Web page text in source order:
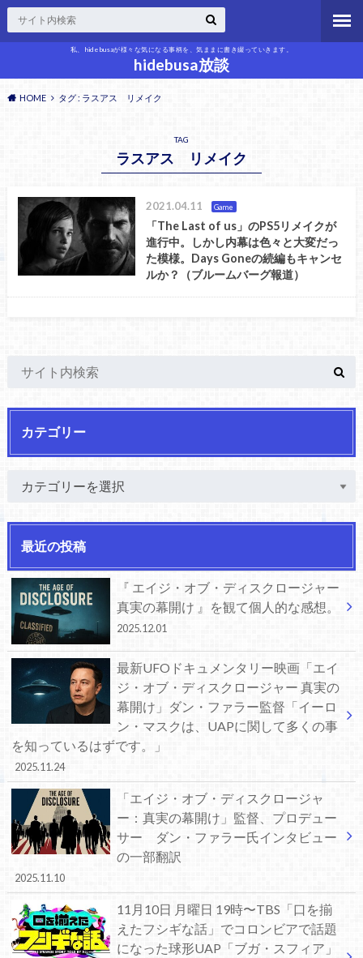
私、hidebusaが様々な気になる事柄を、気ままに書き綴っていきます。
hidebusa放談
HOME タグ : ラスアス リメイク
TAG
ラスアス リメイク
2021.04.11 Game
「The Last of us」のPS5リメイクが
進行中。しかし内幕は色々と大変だっ
た模様。Days Goneの続編もキャンセ
ルか？（ブルームバーグ報道）
カテゴリー
最近の投稿
『 エイジ・オブ・ディスクロージャー
真実の幕開け 』を観て個人的な感想。
2025.12.01
最新UFOドキュメンタリー映画「エイ
ジ・オブ・ディスクロージャー 真実の
幕開け」ダン・ファラー監督「イーロ
ン・マスクは、UAPに関して多くの事
を知っているはずです。」
2025.11.24
「エイジ・オブ・ディスクロージャ
ー：真実の幕開け」監督、プロデュー
サー ダン・ファラー氏インタビュー
の一部翻訳
2025.11.10
11月10日 月曜日 19時〜TBS「口を揃
えたフシギな話」でコロンビアで話題
になった球形UAP「ブガ・スフィア」